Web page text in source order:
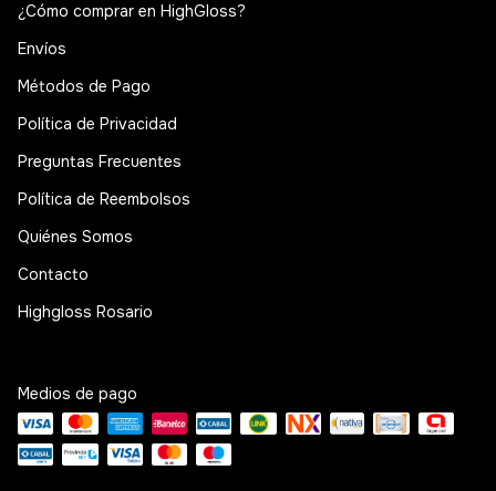
¿Cómo comprar en HighGloss?
Envíos
Métodos de Pago
Política de Privacidad
Preguntas Frecuentes
Política de Reembolsos
Quiénes Somos
Contacto
Highgloss Rosario
Medios de pago